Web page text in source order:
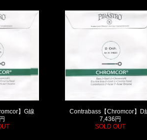
】G線
Contrabass【Chromcor】D
7,436円
SOLD OUT